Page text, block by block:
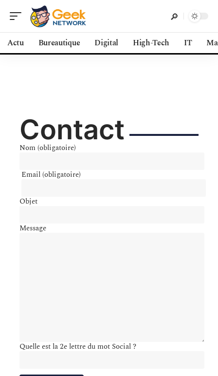
Actu Bureautique Digital High-Tech IT
Contact
Nom (obligatoire)
Email (obligatoire)
Objet
Message
Quelle est la 2e lettre du mot Social ?